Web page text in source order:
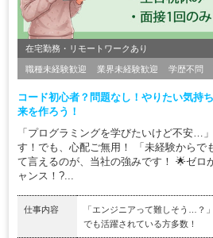
在宅勤務・リモートワークあり
職種未経験歓迎 業界未経験歓迎 学歴不問
コード初心者？問題なし！やりたい気持
来を作ろう！
「プログラミングを学びたいけど不安…
す！でも、心配ご無用！ 「未経験からで
て言えるのが、当社の強みです！ 🌟ゼロ
ャンス！?...
仕事内容
「エンジニアって難しそう…？
でも活躍されている方多数！